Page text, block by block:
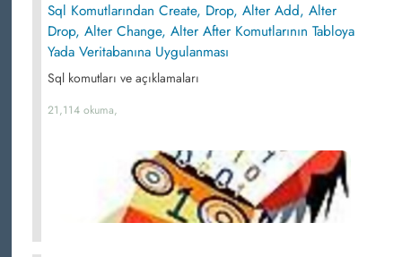
Sql Komutlarından Create, Drop, Alter Add, Alter
Drop, Alter Change, Alter After Komutlarının Tabloya
Yada Veritabanına Uygulanması
Sql komutları ve açıklamaları
21,114 okuma,